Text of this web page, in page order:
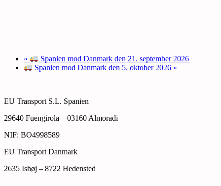
«
Spanien mod Danmark den 21. september 2026
Spanien mod Danmark den 5. oktober 2026 »
EU Transport S.L. Spanien
29640 Fuengirola – 03160 Almoradi
NIF: BO4998589
EU Transport Danmark
2635 Ishøj – 8722 Hedensted